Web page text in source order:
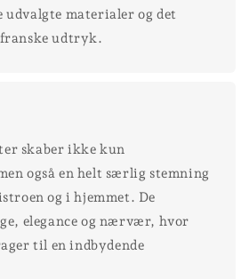
udvalgte materialer og det
udtryk.
skaber ikke kun
også en helt særlig stemning
og i hjemmet. De
elegance og nærvær, hvor
til en indbydende